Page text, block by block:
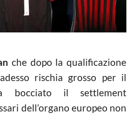
che dopo la qualificazione
rischia grosso per il
bocciato il settlement
dell’organo europeo non